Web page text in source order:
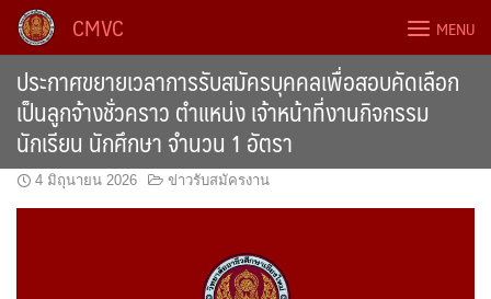
Skip
content
CMVC MENU
ประกาศขยายเวลาการรับสมัครบุคคลเพื่อสอบคัดเลือก
เป็นลูกจ้างชั่วคราว ตำแหน่ง เจ้าหน้าที่งานกิจกรรม
นักเรียน นักศึกษา จำนวน 1 อัตรา
4 มิถุนายน 2026 ข่าวรับสมัครงาน